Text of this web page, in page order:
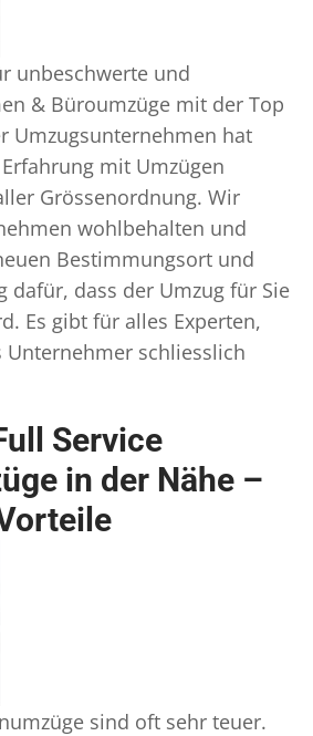
unbeschwerte und
& Büroumzüge mit der Top
Umzugsunternehmen hat
mit Umzügen
Grössenordnung. Wir
wohlbehalten und
Bestimmungsort und
dafür, dass der Umzug für Sie
Es gibt für alles Experten,
Unternehmer schliesslich
Service
in der Nähe –
sind oft sehr teuer.